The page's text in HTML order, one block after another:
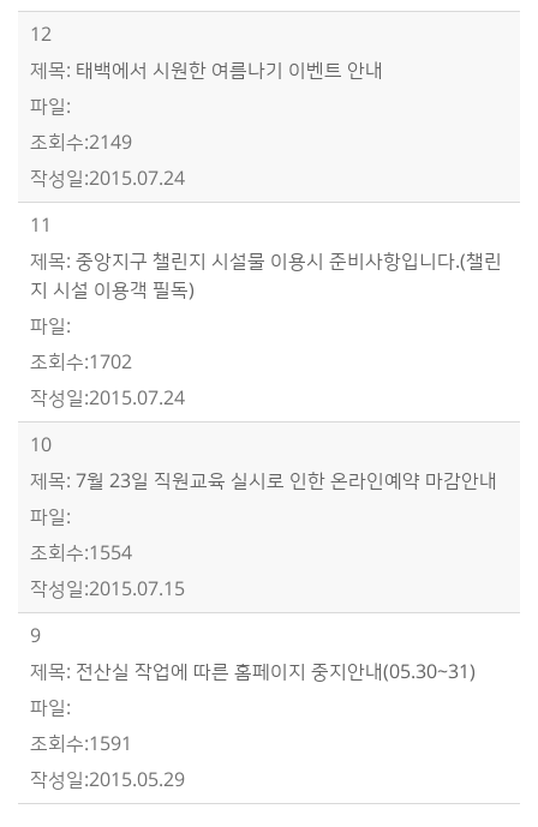
12
태백에서 시원한 여름나기 이벤트 안내
2149
2015.07.24
11
중앙지구 챌린지 시설물 이용시 준비사항입니다.(챌린
지 시설 이용객 필독)
1702
2015.07.24
10
7월 23일 직원교육 실시로 인한 온라인예약 마감안내
1554
2015.07.15
9
전산실 작업에 따른 홈페이지 중지안내(05.30~31)
1591
2015.05.29